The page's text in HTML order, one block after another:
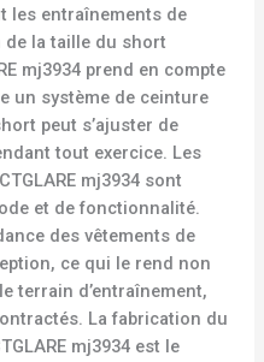
les entraînements de
de la taille du short
mj3934 prend en compte
un système de ceinture
peut s’ajuster de
tout exercice. Les
mj3934 sont
et de fonctionnalité.
des vêtements de
ce qui le rend non
terrain d’entraînement,
La fabrication du
mj3934 est le